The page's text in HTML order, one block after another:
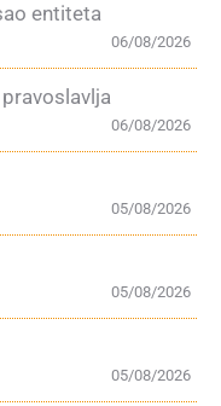
entiteta
06/08/2026
06/08/2026
05/08/2026
05/08/2026
05/08/2026